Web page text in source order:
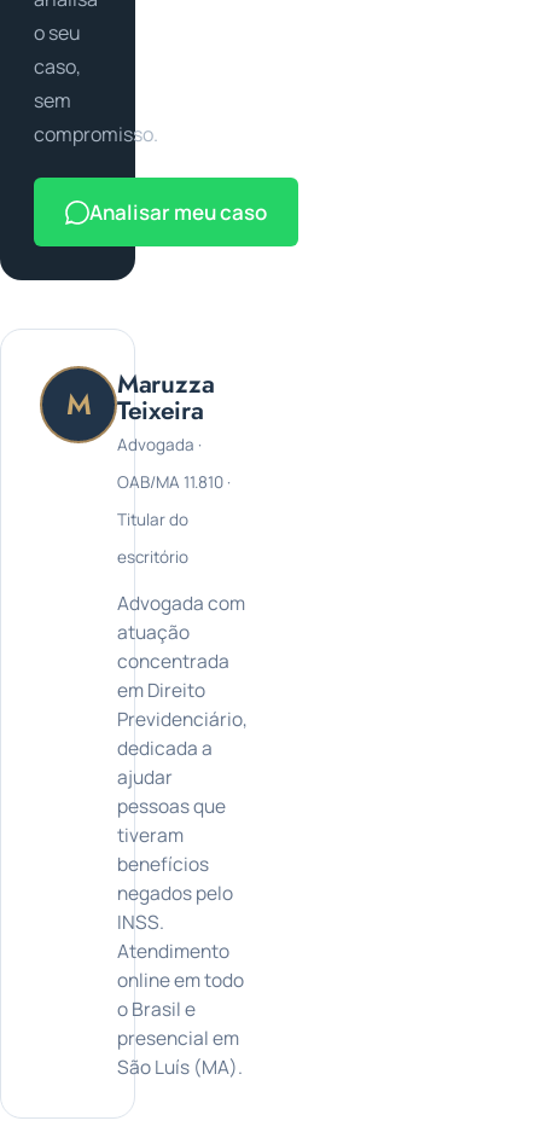
o seu
caso,
sem
compromisso.
Analisar meu caso
M Maruzza
Teixeira
Advogada ·
OAB/MA 11.810 ·
Titular do
escritório
Advogada com
atuação
concentrada
em Direito
Previdenciário,
dedicada a
ajudar
pessoas que
tiveram
benefícios
negados pelo
INSS.
Atendimento
online em todo
o Brasil e
presencial em
São Luís (MA).